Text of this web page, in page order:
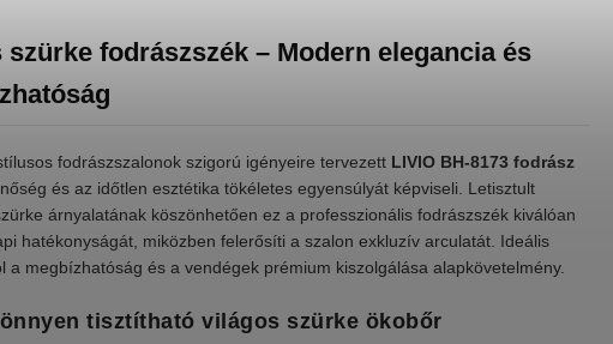
szürke fodrászszék – Modern elegancia és
fodrászszalonok szigorú igényeire tervezett LIVIO BH-8173 fodrász
és az időtlen esztétika tökéletes egyensúlyát képviseli. Letisztult
árnyalatának köszönhetően ez a professzionális fodrászszék kiválóan
hatékonyságát, miközben felerősíti a szalon exkluzív arculatát. Ideális
a megbízhatóság és a vendégek prémium kiszolgálása alapkövetelmény.
tisztítható világos szürke ökobőr